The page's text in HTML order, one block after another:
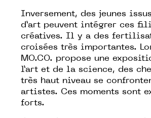
Inversement, des jeunes
d’art peuvent intégrer ces
créatives. Il y a des
croisées très importantes.
MO.CO. propose une
l’art et de la science, des
très haut niveau se
artistes. Ces moments sont
forts.